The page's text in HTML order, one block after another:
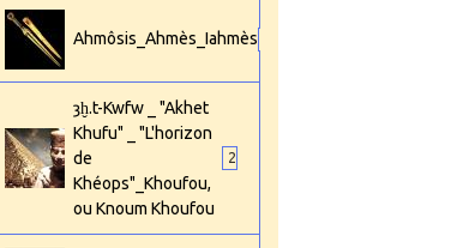
Ahmôsis_Ahmès_Iahmès
ȝḫ.t-Kwfw _ "Akhet
Khufu" _ "L'horizon
de
Khéops"_Khoufou,
ou Knoum Khoufou